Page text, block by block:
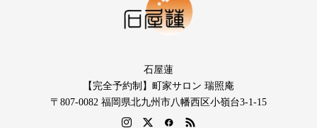
石屋蓮
【完全予約制】町家サロン 瑞照庵
〒807-0082 福岡県北九州市八幡西区小嶺台3-1-15